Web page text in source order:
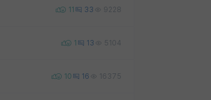
11 33 9228
1 13 5104
10 16 16375